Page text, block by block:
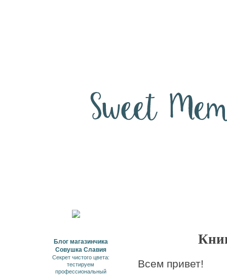
Всем привет!
Блог магазинчика
Совушка Славия
Секрет чистого цвета:
тестируем
профессиональный